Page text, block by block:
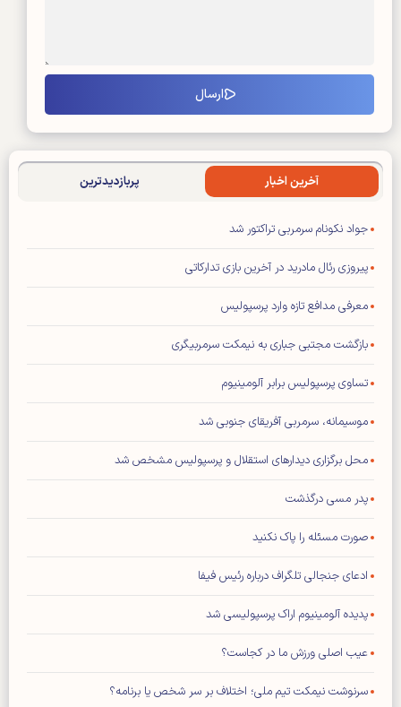
آخرین اخبار پربازدیدترین
جواد نکونام سرمربی تراکتور شد
پیروزی رئال مادرید در آخرین بازی تدارکاتی
معرفی مدافع تازه وارد پرسپولیس
بازگشت مجتبی جباری به نیمکت سرمربیگری
تساوی پرسپولیس برابر آلومینیوم
موسیمانه، سرمربی آفریقای جنوبی شد
محل برگزاری دیدار‌های استقلال و پرسپولیس مشخص شد
پدر مسی درگذشت
صورت مسئله را پاک نکنید
ادعای جنجالی تلگراف درباره رئیس فیفا
پدیده آلومینیوم اراک پرسپولیسی شد
عیب اصلی ورزش ما در کجاست؟
سرنوشت نیمکت تیم ملی؛ اختلاف بر سر شخص یا برنامه؟